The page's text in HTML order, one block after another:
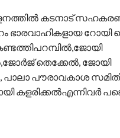
കടനാട്
റോയി
തെക്കേൽ, ജോയി
പൗരാവകാശ
കളരിക്കൽഎന്നിവർ